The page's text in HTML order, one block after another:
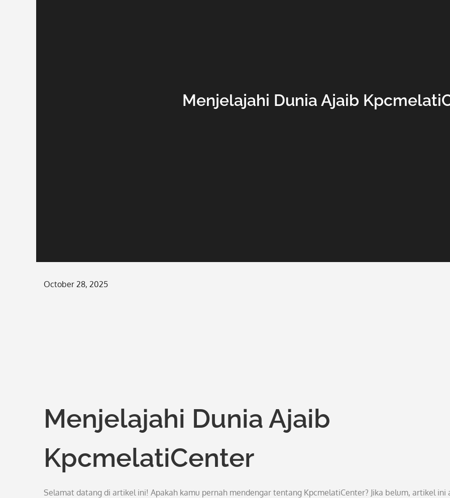
Menjelajahi Dunia Ajaib
Posted
October 28, 2025
Menjelajahi Dunia Ajaib
KpcmelatiCenter
Selamat datang di artikel ini! Apakah kamu pernah mendengar tentang KpcmelatiCenter? Jika belum, artikel ini